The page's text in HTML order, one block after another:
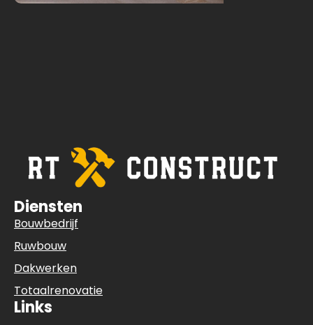
Diensten
Bouwbedrijf
Ruwbouw
Dakwerken
Totaalrenovatie
Links